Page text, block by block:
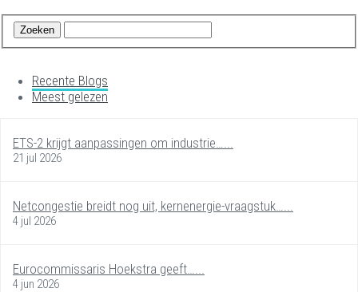
Recente Blogs
Meest gelezen
ETS-2 krijgt aanpassingen om industrie…...
21 jul 2026
Netcongestie breidt nog uit, kernenergie-vraagstuk…...
4 jul 2026
Eurocommissaris Hoekstra geeft…...
4 jun 2026